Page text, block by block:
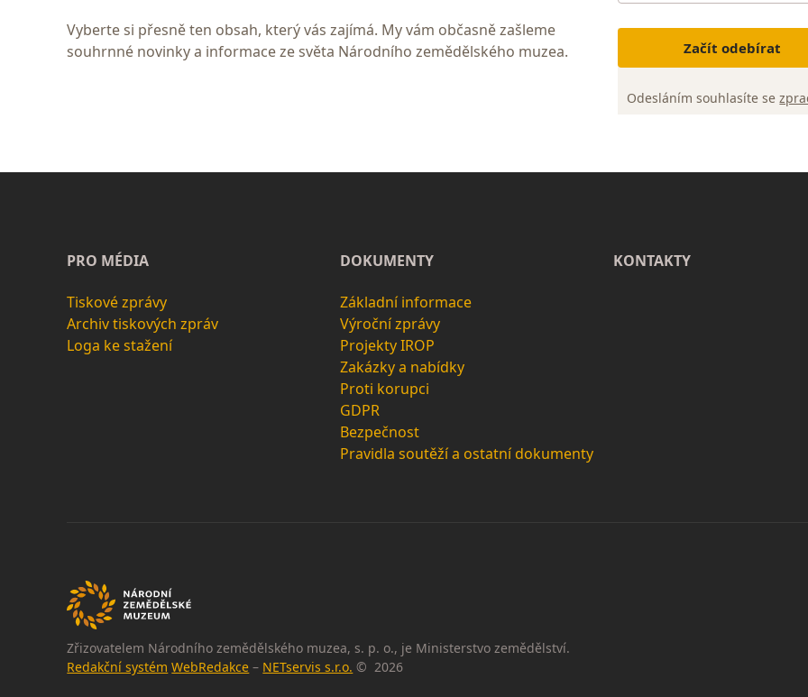
Vyberte si přesně ten obsah, který vás zajímá. My vám občasně zašleme
souhrnné novinky a informace ze světa Národního zemědělského muzea.
Začít odebírat
Odesláním souhlasíte se
PRO MÉDIA
Tiskové zprávy
Archiv tiskových zpráv
Loga ke stažení
DOKUMENTY
Základní informace
Výroční zprávy
Projekty IROP
Zakázky a nabídky
Proti korupci
GDPR
Bezpečnost
Pravidla soutěží a ostatní dokumenty
KONTAKTY
Zřizovatelem Národního zemědělského muzea, s. p. o., je Ministerstvo zemědělství.
Redakční systém WebRedakce – NETservis s.r.o. © 2026